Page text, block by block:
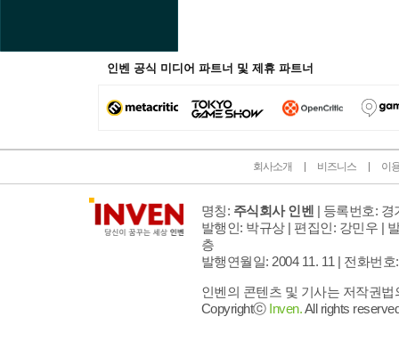
인벤 공식 미디어 파트너 및 제휴 파트너
회사소개 비즈니스 이
명칭: 주식회사 인벤 | 등록번호: 경
발행인: 박규상 | 편집인: 강민우 |
층
발행연월일: 2004 11. 11 | 전화번호
인벤의 콘텐츠 및 기사는 저작권
Copyrightⓒ Inven.All rights